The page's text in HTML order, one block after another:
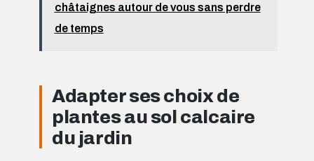
châtaignes autour de vous sans perdre
de temps
Adapter ses choix de
plantes au sol calcaire
du jardin